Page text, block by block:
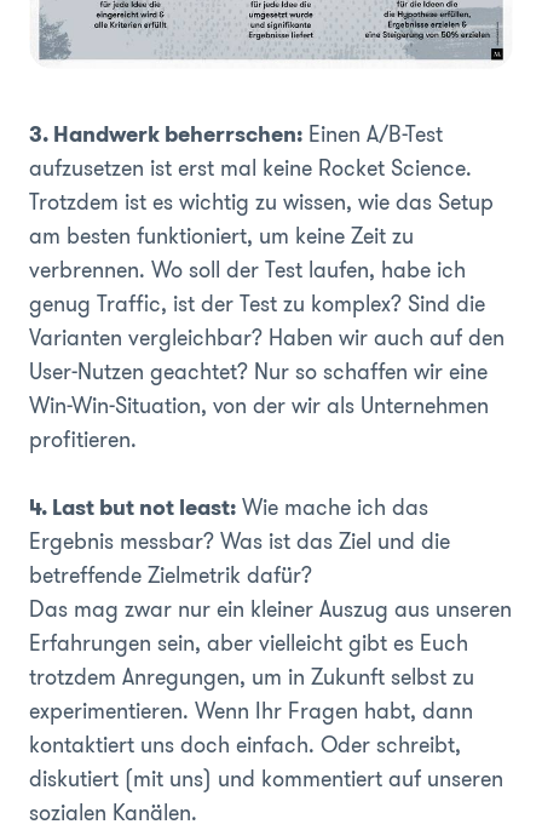
3. Handwerk beherrschen: Einen A/B-Test
aufzusetzen ist erst mal keine Rocket Science.
Trotzdem ist es wichtig zu wissen, wie das Setup
am besten funktioniert, um keine Zeit zu
verbrennen. Wo soll der Test laufen, habe ich
genug Traffic, ist der Test zu komplex? Sind die
Varianten vergleichbar? Haben wir auch auf den
User-Nutzen geachtet? Nur so schaffen wir eine
Win-Win-Situation, von der wir als Unternehmen
profitieren.
4. Last but not least:Wie mache ich das
Ergebnis messbar? Was ist das Ziel und die
betreffende Zielmetrik dafür?
Das mag zwar nur ein kleiner Auszug aus unseren
Erfahrungen sein, aber vielleicht gibt es Euch
trotzdem Anregungen, um in Zukunft selbst zu
experimentieren. Wenn Ihr Fragen habt, dann
kontaktiert uns doch einfach. Oder schreibt,
diskutiert (mit uns) und kommentiert auf unseren
sozialen Kanälen.